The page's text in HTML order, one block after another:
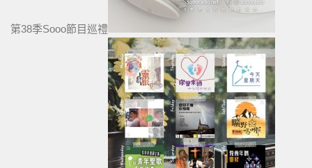
第38季Sooo節目巡禮